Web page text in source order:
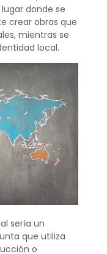
donde se
crear obras que
mientras se
local.
sería un
que utiliza
o